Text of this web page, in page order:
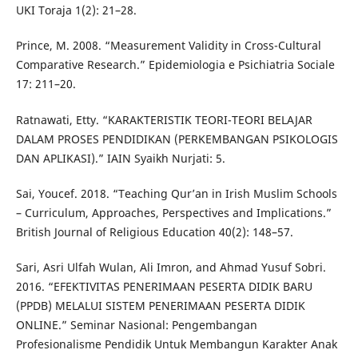
UKI Toraja 1(2): 21–28.
Prince, M. 2008. “Measurement Validity in Cross-Cultural
Comparative Research.” Epidemiologia e Psichiatria Sociale
17: 211–20.
Ratnawati, Etty. “KARAKTERISTIK TEORI-TEORI BELAJAR
DALAM PROSES PENDIDIKAN (PERKEMBANGAN PSIKOLOGIS
DAN APLIKASI).” IAIN Syaikh Nurjati: 5.
Sai, Youcef. 2018. “Teaching Qur’an in Irish Muslim Schools
– Curriculum, Approaches, Perspectives and Implications.”
British Journal of Religious Education 40(2): 148–57.
Sari, Asri Ulfah Wulan, Ali Imron, and Ahmad Yusuf Sobri.
2016. “EFEKTIVITAS PENERIMAAN PESERTA DIDIK BARU
(PPDB) MELALUI SISTEM PENERIMAAN PESERTA DIDIK
ONLINE.” Seminar Nasional: Pengembangan
Profesionalisme Pendidik Untuk Membangun Karakter Anak